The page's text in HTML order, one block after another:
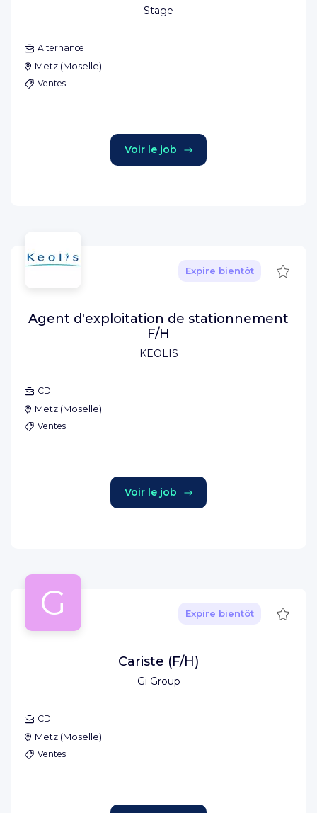
Stage
Alternance
Metz (Moselle)
Ventes
Voir le job
KEOLIS
Expire bientôt
Agent d'exploitation de stationnement
F/H
CDI
Metz (Moselle)
Ventes
Voir le job
G
Gi Group
Expire bientôt
Cariste (F/H)
CDI
Metz (Moselle)
Ventes